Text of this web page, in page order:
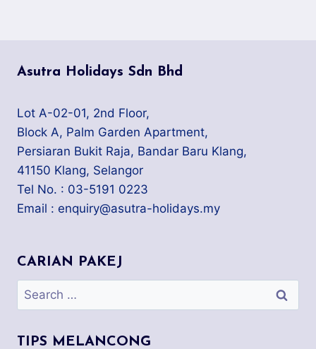
Asutra Holidays Sdn Bhd
Lot A-02-01, 2nd Floor,
Block A, Palm Garden Apartment,
Persiaran Bukit Raja, Bandar Baru Klang,
41150 Klang, Selangor
Tel No. : 03-5191 0223
Email : enquiry@asutra-holidays.my
CARIAN PAKEJ
Search
for:
TIPS MELANCONG